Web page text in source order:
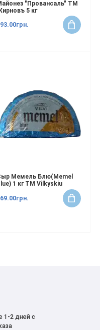
"Провансаль" ТМ
5 кг
Мемель Блю(Memel
1 кг ТМ Vilkyskiu
1-2 дней с